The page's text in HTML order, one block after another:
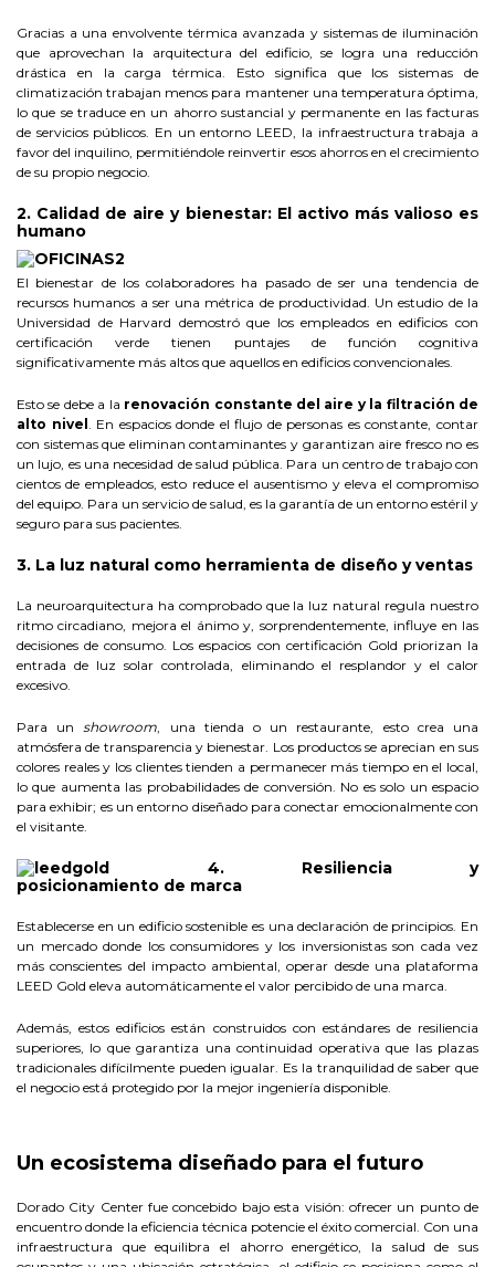
Gracias a una envolvente térmica avanzada y sistemas de iluminación
que aprovechan la arquitectura del edificio, se logra una reducción
drástica en la carga térmica. Esto significa que los sistemas de
climatización trabajan menos para mantener una temperatura óptima,
lo que se traduce en un ahorro sustancial y permanente en las facturas
de servicios públicos. En un entorno LEED, la infraestructura trabaja a
favor del inquilino, permitiéndole reinvertir esos ahorros en el crecimiento
de su propio negocio.
2. Calidad de aire y bienestar: El activo más valioso es
humano
El bienestar de los colaboradores ha pasado de ser una tendencia de
recursos humanos a ser una métrica de productividad. Un estudio de la
Universidad de Harvard demostró que los empleados en edificios con
certificación verde tienen puntajes de función cognitiva
significativamente más altos que aquellos en edificios convencionales.
Esto se debe a la renovación constante del aire y la filtración de
alto nivel . En espacios donde el flujo de personas es constante, contar
con sistemas que eliminan contaminantes y garantizan aire fresco no es
un lujo, es una necesidad de salud pública. Para un centro de trabajo con
cientos de empleados, esto reduce el ausentismo y eleva el compromiso
del equipo. Para un servicio de salud, es la garantía de un entorno estéril y
seguro para sus pacientes.
3. La luz natural como herramienta de diseño y ventas
La neuroarquitectura ha comprobado que la luz natural regula nuestro
ritmo circadiano, mejora el ánimo y, sorprendentemente, influye en las
decisiones de consumo. Los espacios con certificación Gold priorizan la
entrada de luz solar controlada, eliminando el resplandor y el calor
excesivo.
Para un showroom , una tienda o un restaurante, esto crea una
atmósfera de transparencia y bienestar. Los productos se aprecian en sus
colores reales y los clientes tienden a permanecer más tiempo en el local,
lo que aumenta las probabilidades de conversión. No es solo un espacio
para exhibir; es un entorno diseñado para conectar emocionalmente con
el visitante.
4. Resiliencia y
posicionamiento de marca
Establecerse en un edificio sostenible es una declaración de principios. En
un mercado donde los consumidores y los inversionistas son cada vez
más conscientes del impacto ambiental, operar desde una plataforma
LEED Gold eleva automáticamente el valor percibido de una marca.
Además, estos edificios están construidos con estándares de resiliencia
superiores, lo que garantiza una continuidad operativa que las plazas
tradicionales difícilmente pueden igualar. Es la tranquilidad de saber que
el negocio está protegido por la mejor ingeniería disponible.
Un ecosistema diseñado para el futuro
Dorado City Center fue concebido bajo esta visión: ofrecer un punto de
encuentro donde la eficiencia técnica potencie el éxito comercial. Con una
infraestructura que equilibra el ahorro energético, la salud de sus